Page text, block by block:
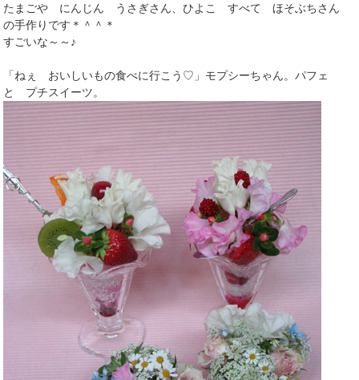
たまごや にんじん うさぎさん、ひよこ すべて ほそぶちさん
の手作りです＊＾＾＊
すごいな～～♪
「ねぇ おいしいもの食べに行こう♡」モプシーちゃん。パフェ
と プチスイーツ。